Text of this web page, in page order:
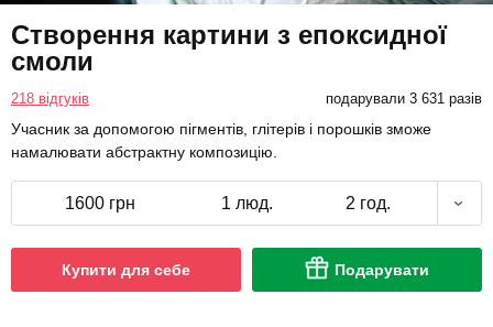
Створення картини з епоксидної
смоли
218 відгуків подарували 3 631 разів
Учасник за допомогою пігментів, глітерів і порошків зможе
намалювати абстрактну композицію.
1600 грн 1 люд. 2 год.
Купити для себе Подарувати